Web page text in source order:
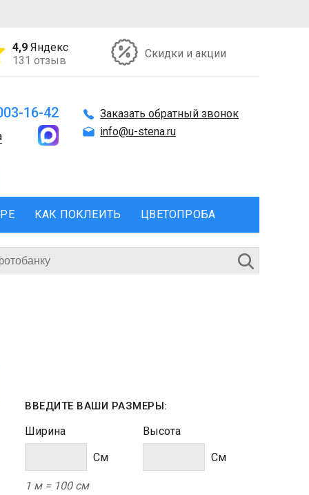
4,9 Яндекс
131 отзыв
Скидки и акции
16-42
Заказать обратный звонок
info@u-stena.ru
КАК ПОКЛЕИТЬ ЦВЕТОПРОБА
ВВЕДИТЕ ВАШИ РАЗМЕРЫ:
Ширина
Cм
Высота
Cм
1 м = 100 см